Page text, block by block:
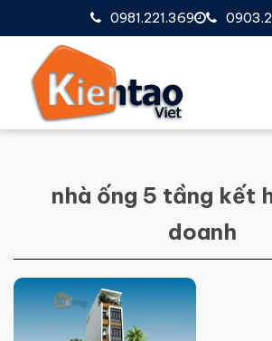
0981.221.369
nhà ống 5 tầng kết
doanh